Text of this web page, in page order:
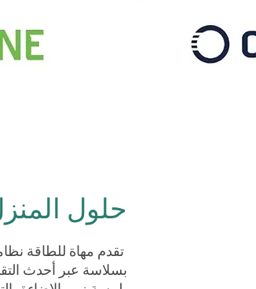
حلول
تقدم مهاة للطاقة
بسلاسة عبر أحدث